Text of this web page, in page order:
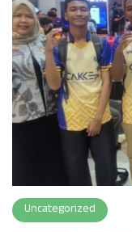
Uncategorized